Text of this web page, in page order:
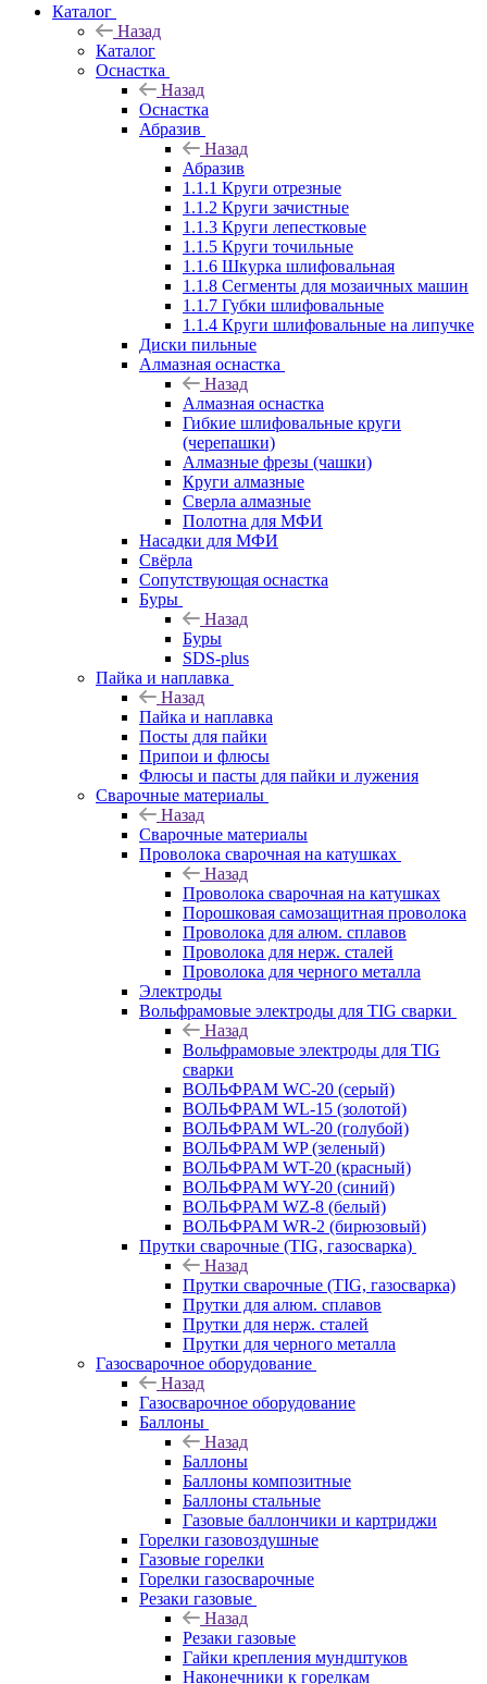
Каталог
Назад
Каталог
Оснастка
Назад
Оснастка
Абразив
Назад
Абразив
1.1.1 Круги отрезные
1.1.2 Круги зачистные
1.1.3 Круги лепестковые
1.1.5 Круги точильные
1.1.6 Шкурка шлифовальная
1.1.8 Сегменты для мозаичных машин
1.1.7 Губки шлифовальные
1.1.4 Круги шлифовальные на липучке
Диски пильные
Алмазная оснастка
Назад
Алмазная оснастка
Гибкие шлифовальные круги
(черепашки)
Алмазные фрезы (чашки)
Круги алмазные
Сверла алмазные
Полотна для МФИ
Насадки для МФИ
Свёрла
Сопутствующая оснастка
Буры
Назад
Буры
SDS-plus
Пайка и наплавка
Назад
Пайка и наплавка
Посты для пайки
Припои и флюсы
Флюсы и пасты для пайки и лужения
Сварочные материалы
Назад
Сварочные материалы
Проволока сварочная на катушках
Назад
Проволока сварочная на катушках
Порошковая самозащитная проволока
Проволока для алюм. сплавов
Проволока для нерж. сталей
Проволока для черного металла
Электроды
Вольфрамовые электроды для TIG сварки
Назад
Вольфрамовые электроды для TIG
сварки
ВОЛЬФРАМ WC-20 (серый)
ВОЛЬФРАМ WL-15 (золотой)
ВОЛЬФРАМ WL-20 (голубой)
ВОЛЬФРАМ WP (зеленый)
ВОЛЬФРАМ WT-20 (красный)
ВОЛЬФРАМ WY-20 (синий)
ВОЛЬФРАМ WZ-8 (белый)
ВОЛЬФРАМ WR-2 (бирюзовый)
Прутки сварочные (TIG, газосварка)
Назад
Прутки сварочные (TIG, газосварка)
Прутки для алюм. сплавов
Прутки для нерж. сталей
Прутки для черного металла
Газосварочное оборудование
Назад
Газосварочное оборудование
Баллоны
Назад
Баллоны
Баллоны композитные
Баллоны стальные
Газовые баллончики и картриджи
Горелки газовоздушные
Газовые горелки
Горелки газосварочные
Резаки газовые
Назад
Резаки газовые
Гайки крепления мундштуков
Наконечники к горелкам